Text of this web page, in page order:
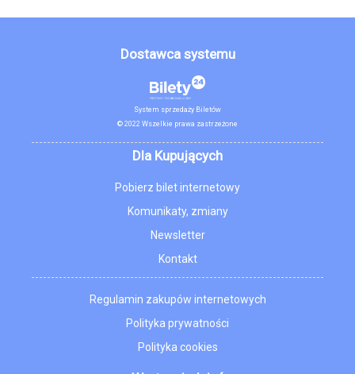
Dostawca systemu
System sprzedaży Biletów
© 2022 Wszelkie prawa zastrzeżone
Dla Kupujących
Pobierz bilet internetowy
Komunikaty, zmiany
Newsletter
Kontakt
Regulamin zakupów internetowych
Polityka prywatności
Polityka cookies